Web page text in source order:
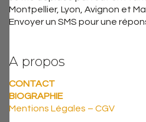
Montpellier, Lyon, Avignon et
Envoyer un SMS pour une
A propos
CONTACT
BIOGRAPHIE
Mentions Légales – CGV